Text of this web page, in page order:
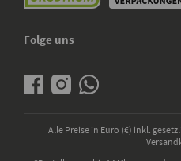
Folge uns
Alle Preise in Euro (€) inkl.